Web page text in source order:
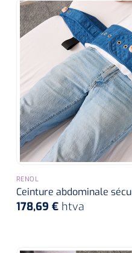
RENOL
Ceinture abdominale
178,69 € htva